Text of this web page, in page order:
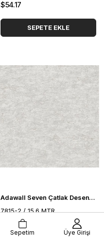
$54.17
SEPETE EKLE
Adawall Seven Çatlak Desenli Duvar Kağıdı 7815-2
7815-2 / 15.6 MTR
$54.17
Sepetim Üye Girişi